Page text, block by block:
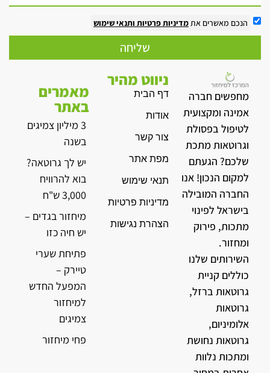
הנכם מאשרים אתמדיניות פרטיות ותנאי שימוש
שליחה
מחפשים חברה
אמינה ומקצועית
לטיפול בפסולת
וגרוטאות מתכת
שלכם? הגעתם
למקום הנכון! אנו
החברה המובילה
בישראל לפינוי
מתכות, פירוק
ומחזור.
השירותים שלנו
כוללים קניית
גרוטאות ברזל,
גרוטאות
אלומיניום,
גרוטאות נחושת
ומתכות נלוות
ניווט מהיר
דף הבית
אודות
צור קשר
מפת אתר
תנאי שימוש
מדיניות פרטיות
הצהרת נגישות
מאמרים
באתר
3 מיליון צמיגים
בשנה
יש לך גרוטאה?
בוא להרוויח
3,000 ש"ח
מיחזור בגדים –
יש חיה כזו
פתיחת שערי
טיירק –
המפעל החדש
למיחזור
צמיגים
פחי מיחזור